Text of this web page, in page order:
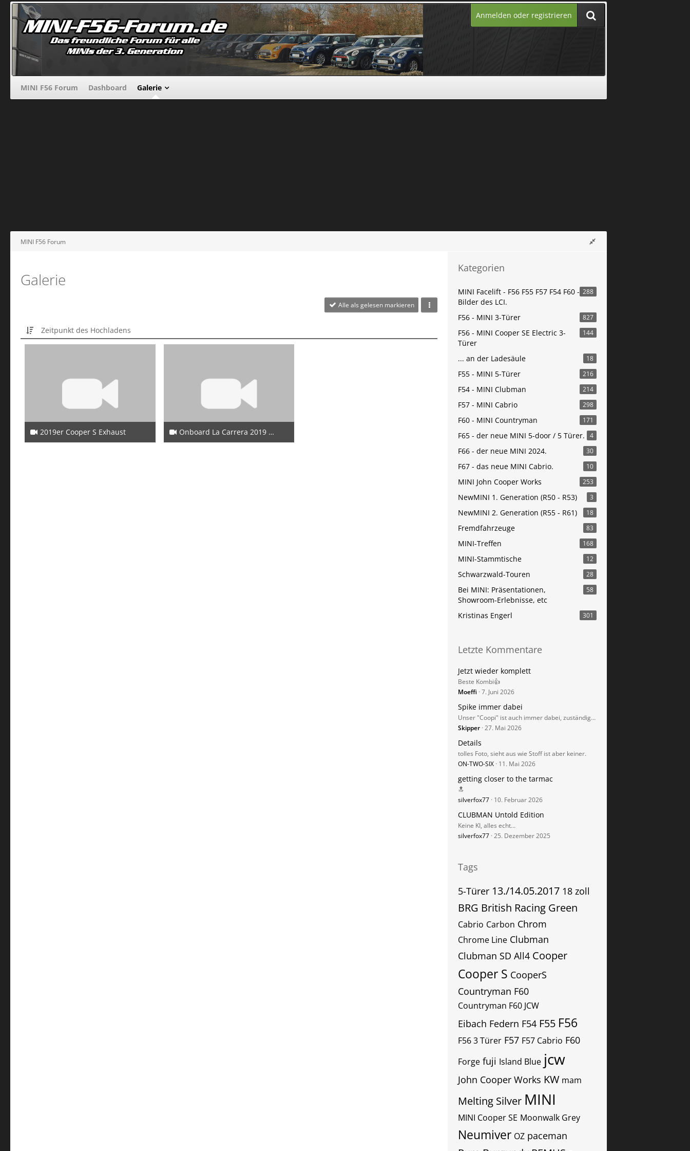
Anmelden oder registrieren
MINI F56 Forum Dashboard Galerie
MINI F56 Forum
Galerie
Alle als gelesen markieren
Zeitpunkt des Hochladens
2019er Cooper S Exhaust
15. November 2024
Onboard La Carrera 2019 Gigamot #502
12. August 2022
Kategorien
MINI Facelift - F56 F55 F57 F54 F60 -
Bilder des LCI.
288
F56 - MINI 3-Türer 827
F56 - MINI Cooper SE Electric 3-
Türer
144
... an der Ladesäule 18
F55 - MINI 5-Türer 216
F54 - MINI Clubman 214
F57 - MINI Cabrio 298
F60 - MINI Countryman 171
F65 - der neue MINI 5-door / 5 Türer. 4
F66 - der neue MINI 2024. 30
F67 - das neue MINI Cabrio. 10
MINI John Cooper Works 253
NewMINI 1. Generation (R50 - R53) 3
NewMINI 2. Generation (R55 - R61) 18
Fremdfahrzeuge 83
MINI-Treffen 168
MINI-Stammtische 12
Schwarzwald-Touren 28
Bei MINI: Präsentationen,
Showroom-Erlebnisse, etc
58
Kristinas Engerl 301
Letzte Kommentare
Jetzt wieder komplett
Beste Kombi👍
Moeffi 7. Juni 2026
Spike immer dabei
Unser "Coopi" ist auch immer dabei, zuständig…
Skipper 27. Mai 2026
Details
tolles Foto, sieht aus wie Stoff ist aber keiner.
ON-TWO-SIX 11. Mai 2026
getting closer to the tarmac
🔝
silverfox77 10. Februar 2026
CLUBMAN Untold Edition
Keine KI, alles echt…
silverfox77 25. Dezember 2025
Tags
5-Türer 13./14.05.2017 18 zoll
BRG British Racing Green
Cabrio Carbon Chrom
Chrome Line Clubman
Clubman SD All4 Cooper
Cooper S CooperS
Countryman F60
Countryman F60 JCW
Eibach Federn F54 F55 F56
F56 3 Türer F57 F57 Cabrio F60
Forge fuji Island Blue jcw
John Cooper Works KW mam
Melting Silver MINI
MINI Cooper SE Moonwalk Grey
Neumiver OZ paceman